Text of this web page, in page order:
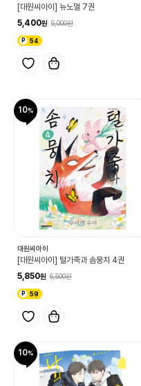
[대원씨아이] 뉴노멀 7권
5,400
6,000
54
10
대원씨아이
[대원씨아이] 털가죽과 솜뭉치 4권
5,850
6,500
59
10